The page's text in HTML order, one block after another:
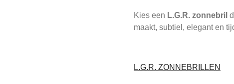
Kies een L.G.R. zonnebril
maakt, subtiel, elegant en
L.G.R. ZONNEBRILLEN